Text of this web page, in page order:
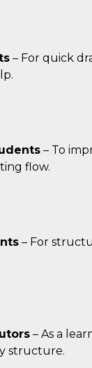
– For quick
– To
flow.
– For
– As a
structure.